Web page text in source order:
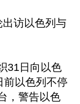
访以色列与
31日向以色
前以色列不停
，警告以色